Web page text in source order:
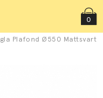
0
Plafond Ø550 Mattsvart